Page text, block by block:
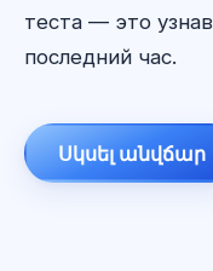
теста — это
последний час.
Սկսել անվճար